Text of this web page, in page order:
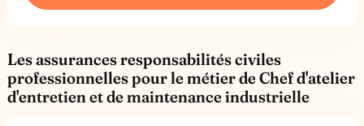
Les assurances responsabilités civiles
professionnelles pour le métier de Chef d'atelier
d'entretien et de maintenance industrielle